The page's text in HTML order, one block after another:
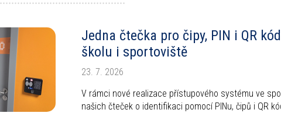
Jedna čtečka pro čipy, PIN i QR
školu i sportoviště
23. 7. 2026
V rámci nové realizace přístupového systému ve
našich čteček o identifikaci pomocí PINu, čipů i QR